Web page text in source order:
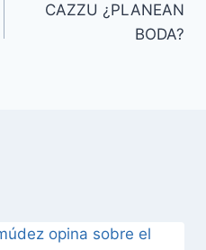
CAZZU ¿PLANEAN
BODA?